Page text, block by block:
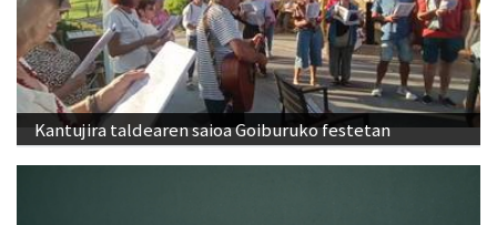
Kantujira taldearen saioa Goiburuko festetan